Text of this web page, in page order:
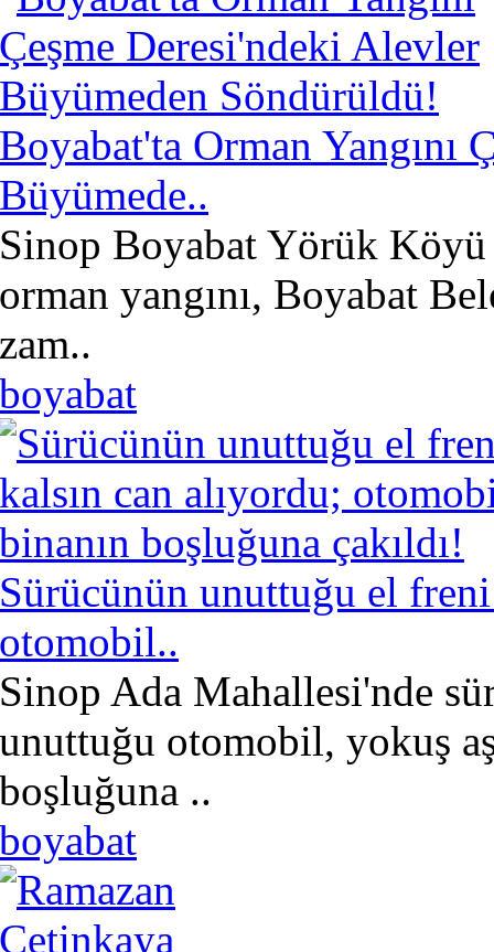
Boyabat'ta Orman Yangını
Büyümede..
Sinop Boyabat Yörük Köyü
orman yangını, Boyabat
zam..
boyabat
Sürücünün unuttuğu el freni
otomobil..
Sinop Ada Mahallesi'nde
unuttuğu otomobil, yokuş
boşluğuna ..
boyabat